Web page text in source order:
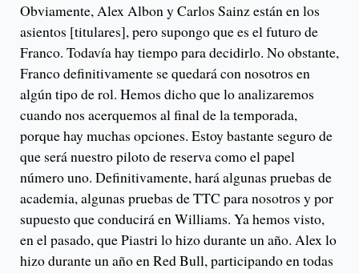
Obviamente, Alex Albon y Carlos Sainz están en los
asientos [titulares], pero supongo que es el futuro de
Franco. Todavía hay tiempo para decidirlo. No obstante,
Franco definitivamente se quedará con nosotros en
algún tipo de rol. Hemos dicho que lo analizaremos
cuando nos acerquemos al final de la temporada,
porque hay muchas opciones. Estoy bastante seguro de
que será nuestro piloto de reserva como el papel
número uno. Definitivamente, hará algunas pruebas de
academia, algunas pruebas de TTC para nosotros y por
supuesto que conducirá en Williams. Ya hemos visto,
en el pasado, que Piastri lo hizo durante un año. Alex lo
hizo durante un año en Red Bull, participando en todas